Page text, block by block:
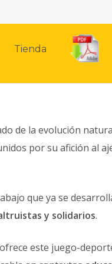
Tienda
de la evolución
por su afición al
que ya se
y solidarios.
este juego-